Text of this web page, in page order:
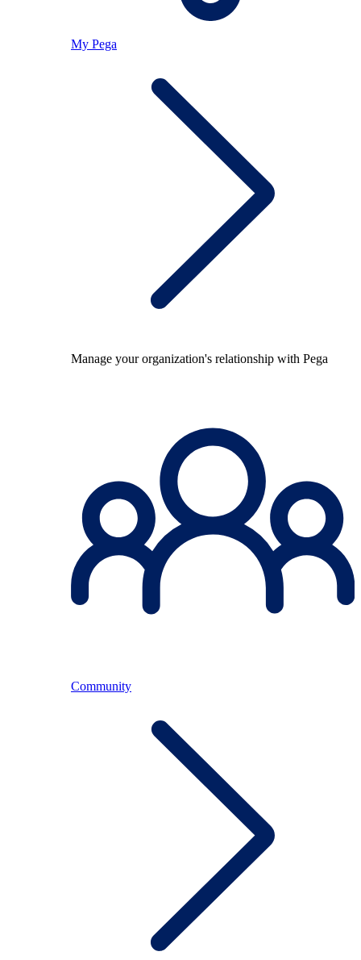
My Pega
Manage your organization's relationship with Pega
Community